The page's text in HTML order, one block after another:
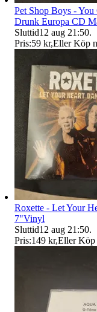
Pet Shop Boys -
Drunk Europa CD
Sluttid12 aug 21:50.
Pris:59 kr,Eller Köp
Roxette - Let Your
7"Vinyl
Sluttid12 aug 21:50.
Pris:149 kr,Eller Köp